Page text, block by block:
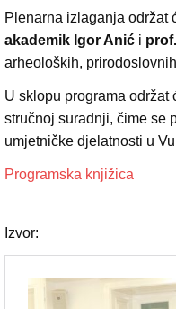
Plenarna izlaganja održat
akademik Igor Anići
arheoloških,
U sklopu programa održat
stručnoj suradnji, čime se
umjetničke djelatnosti u
Programska knjižica
Izvor: